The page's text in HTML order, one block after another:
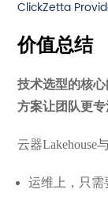
价值总结
技术选型的核
方案让团队更专
云器Lakehouse
运维上，只